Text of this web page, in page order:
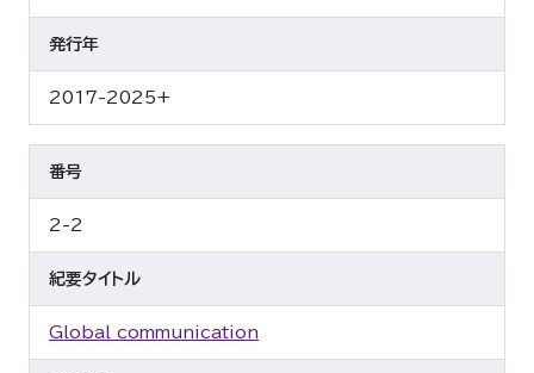
発行年
2017-2025+
番号
2-2
紀要タイトル
Global communication